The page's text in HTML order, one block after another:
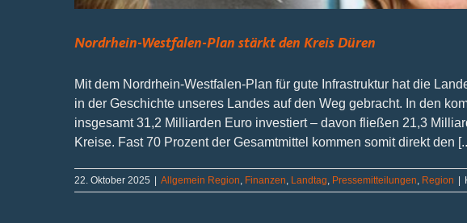
Nordrhein-Westfalen-Plan stärkt den Kreis Düren
Mit dem Nordrhein-Westfalen-Plan für gute Infrastruktur hat die
in der Geschichte unseres Landes auf den Weg gebracht. In den
insgesamt 31,2 Milliarden Euro investiert – davon fließen 21,3
Kreise. Fast 70 Prozent der Gesamtmittel kommen somit direkt den
22. Oktober 2025 | Allgemein Region Finanzen Landtag Pressemitteilungen Region |